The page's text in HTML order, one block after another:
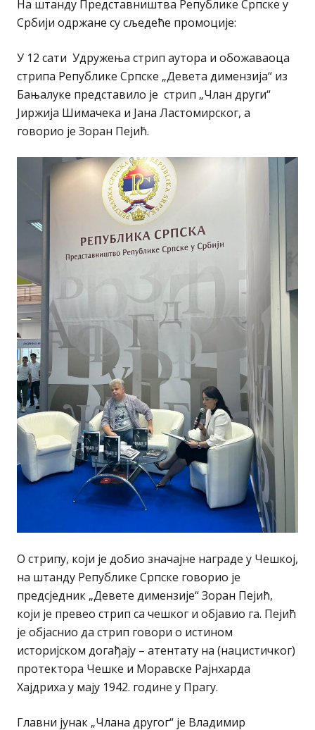
На штанду Представништва Републике Српске у
Србији одржане су сљедеће промоције:
У 12 сати Удружења стрип аутора и обожаваоца
стрипа Републике Српске „Девета димензија“ из
Бањалуке представило је стрип „Члан други“
Јиржија Шимачека и Јана Ластомирског, а
говорио је Зоран Пејић.
О стрипу, који је добио значајне награде у Чешкој,
на штанду Републике Српске говорио је
предсједник „Девете димензије“ Зоран Пејић,
који је превео стрип са чешког и објавио га. Пејић
је објаснио да стрип говори о истином
историјском догађају – атентату на (нацистичког)
протектора Чешке и Моравске Рајнхарда
Хајдриха у мају 1942. године у Прагу.
Главни јунак „Члана другог“ је Владимир